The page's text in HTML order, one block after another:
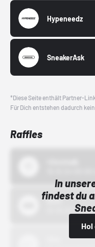
Hypeneedz
SneakerAsk
*Diese Seite enthält Partner-
Für Dich entstehen dadurch
Raffles
In
findest du
Bstn
01.10.22